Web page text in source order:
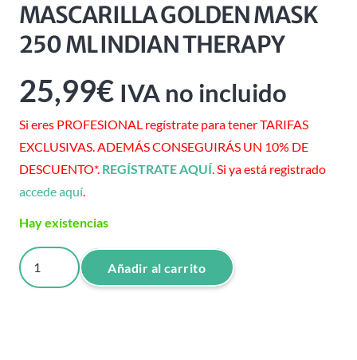
MASCARILLA GOLDEN MASK
250 ML INDIAN THERAPY
25,99€ IVA no incluido
Si eres PROFESIONAL regístrate para tener TARIFAS
EXCLUSIVAS. ADEMÁS CONSEGUIRÁS UN 10% DE
DESCUENTO*. REGÍSTRATE AQUÍ. Si ya está registrado
accede aquí.
Hay existencias
MASCARILLA
GOLDEN
Añadir al carrito